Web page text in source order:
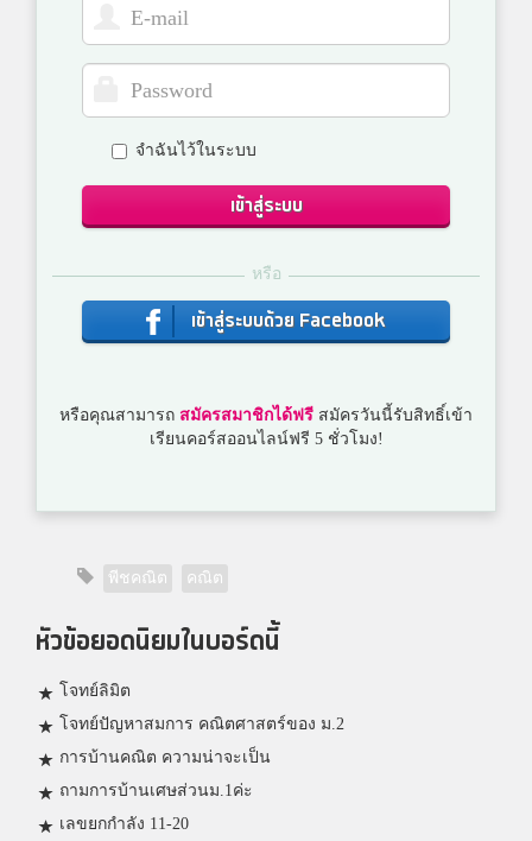
จำฉันไว้ในระบบ
เข้าสู่ระบบ
หรือ
เข้าสู่ระบบด้วย Facebook
หรือคุณสามารถ สมัครสมาชิกได้ฟรี สมัครวันนี้รับสิทธิ์เข้า
เรียนคอร์สออนไลน์ฟรี 5 ชั่วโมง!
พีชคณิต คณิต
หัวข้อยอดนิยมในบอร์ดนี้
โจทย์ลิมิต
โจทย์ปัญหาสมการ คณิตศาสตร์ของ ม.2
การบ้านคณิต ความน่าจะเป็น
ถามการบ้านเศษส่วนม.1ค่ะ
เลขยกกำลัง 11-20